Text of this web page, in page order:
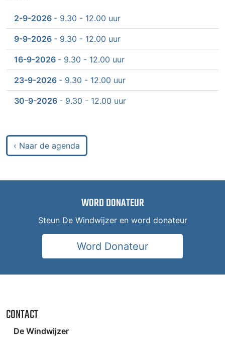
2-9-2026 - 9.30 - 12.00 uur
9-9-2026 - 9.30 - 12.00 uur
16-9-2026 - 9.30 - 12.00 uur
23-9-2026 - 9.30 - 12.00 uur
30-9-2026 - 9.30 - 12.00 uur
‹ Naar de agenda
WORD DONATEUR
Steun De Windwijzer en word donateur
Word Donateur
CONTACT
De Windwijzer